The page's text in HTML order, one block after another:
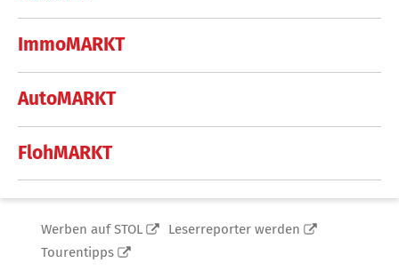
ImmoMARKT
AutoMARKT
FlohMARKT
Werben auf STOL
Leserreporter werden
Tourentipps